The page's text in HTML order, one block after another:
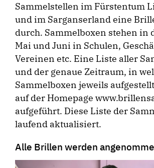
Sammelstellen im Fürstentum
und im Sarganserland eine
durch. Sammelboxen stehen in
Mai und Juni in Schulen,
Vereinen etc. Eine Liste aller
und der genaue Zeitraum, in
Sammelboxen jeweils
auf der Homepage
aufgeführt. Diese Liste der
laufend aktualisiert.
Alle Brillen werden